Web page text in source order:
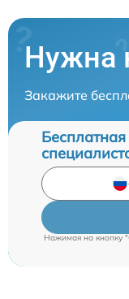
Нужна
Закажите
Нажимая на кнопку